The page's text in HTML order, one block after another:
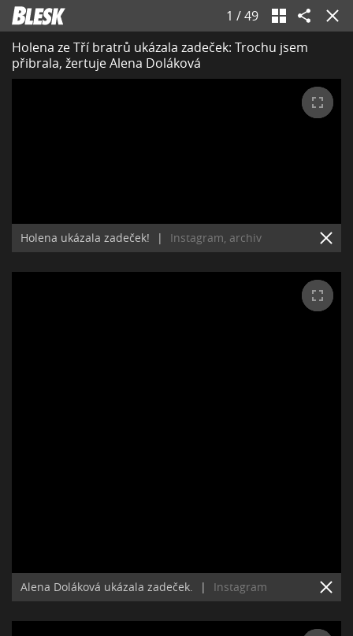
1 /49
Holena ze Tří bratrů ukázala zadeček: Trochu jsem
přibrala, žertuje Alena Doláková
Holena ukázala zadeček! | Instagram, archiv
Alena Doláková ukázala zadeček. | Instagram